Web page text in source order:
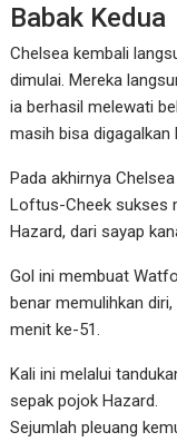
Babak Kedua
Chelsea kembali
dimulai. Mereka
ia berhasil melewati
masih bisa digagalkan
Pada akhirnya
Loftus-Cheek sukses
Hazard, dari sayap
Gol ini membuat
benar memulihkan
menit ke-51.
Kali ini melalui
sepak pojok Hazard.
Sejumlah pleuang